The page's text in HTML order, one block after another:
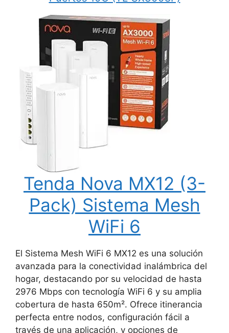
Tenda Nova MX12 (3-
Pack) Sistema Mesh
WiFi 6
El Sistema Mesh WiFi 6 MX12 es una solución
avanzada para la conectividad inalámbrica del
hogar, destacando por su velocidad de hasta
2976 Mbps con tecnología WiFi 6 y su amplia
cobertura de hasta 650m². Ofrece itinerancia
perfecta entre nodos, configuración fácil a
través de una aplicación, y opciones de